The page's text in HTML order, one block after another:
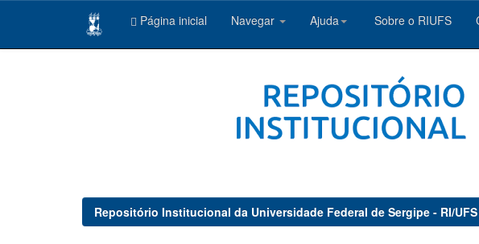
Página inicial Navegar Ajuda Sobre o RIUFS
Repositório Institucional da Universidade Federal de Sergipe - RI/UFS